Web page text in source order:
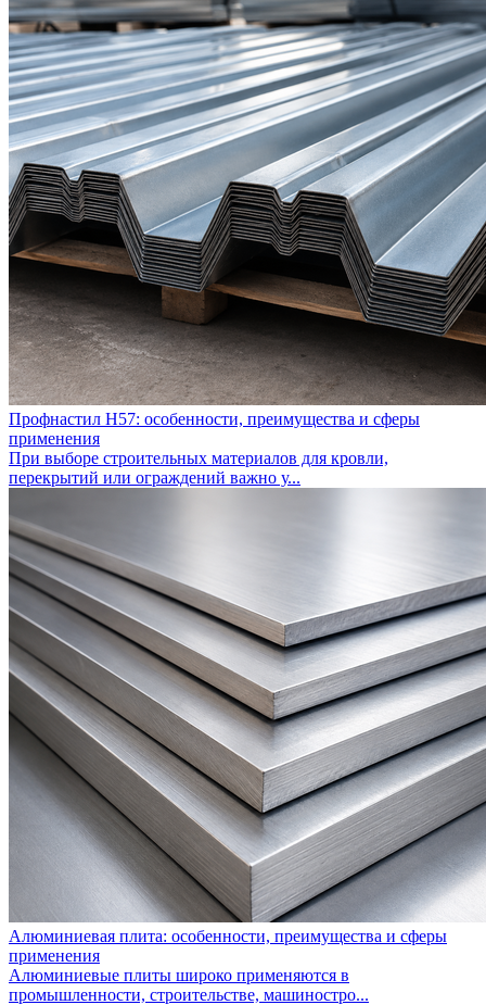
Профнастил Н57: особенности, преимущества и сферы
применения
При выборе строительных материалов для кровли,
перекрытий или ограждений важно у...
Алюминиевая плита: особенности, преимущества и сферы
применения
Алюминиевые плиты широко применяются в
промышленности, строительстве, машиностро...